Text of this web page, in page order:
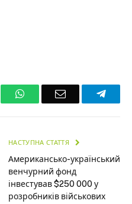
WhatsAppEmail
НАСТУПНА СТАТТЯ
Американсько-український
венчурний фонд
інвестував $250 000 у
розробників військових